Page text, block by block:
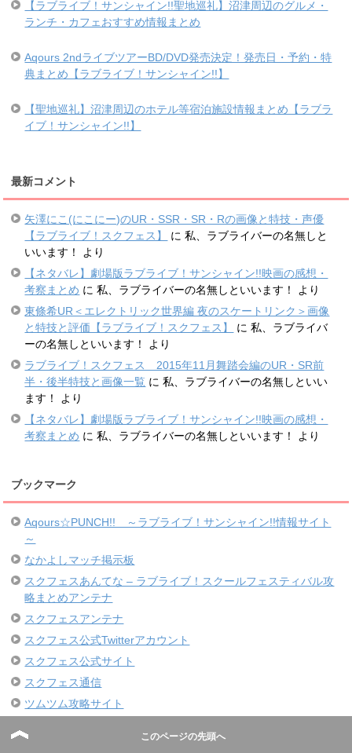
【ラブライブ！サンシャイン!!聖地巡礼】沼津周辺のグルメ・
ランチ・カフェおすすめ情報まとめ
Aqours 2ndライブツアーBD/DVD発売決定！発売日・予約・特
典まとめ【ラブライブ！サンシャイン!!】
【聖地巡礼】沼津周辺のホテル等宿泊施設情報まとめ【ラブラ
イブ！サンシャイン!!】
最新コメント
矢澤にこ(にこにー)のUR・SSR・SR・Rの画像と特技・声優
【ラブライブ！スクフェス】
に私、ラブライバーの名無しと
いいます！
より
【ネタバレ】劇場版ラブライブ！サンシャイン!!映画の感想・
考察まとめ に私、ラブライバーの名無しといいます！
より
東條希UR＜エレクトリック世界編 夜のスケートリンク＞画像
と特技と評価【ラブライブ！スクフェス】
に私、ラブライバ
ーの名無しといいます！
より
ラブライブ！スクフェス 2015年11月舞踏会編のUR・SR前
半・後半特技と画像一覧 に私、ラブライバーの名無しといい
ます！
より
【ネタバレ】劇場版ラブライブ！サンシャイン!!映画の感想・
考察まとめ に私、ラブライバーの名無しといいます！ より
ブックマーク
Aqours☆PUNCH!! ～ラブライブ！サンシャイン!!情報サイト
～
なかよしマッチ掲示板
スクフェスあんてな – ラブライブ！スクールフェスティバル攻
略まとめアンテナ
スクフェスアンテナ
スクフェス公式Twitterアカウント
スクフェス公式サイト
スクフェス通信
ツムツム攻略サイト
このページの先頭へ